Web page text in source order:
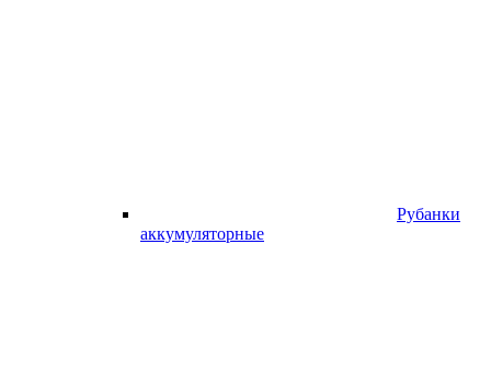
Рубанки
аккумуляторные